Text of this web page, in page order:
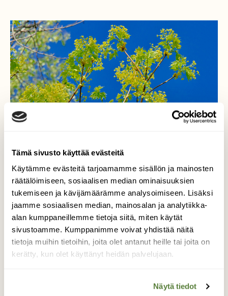
Tämä sivusto käyttää evästeitä
Käytämme evästeitä tarjoamamme sisällön ja mainosten
räätälöimiseen, sosiaalisen median ominaisuuksien
tukemiseen ja kävijämäärämme analysoimiseen. Lisäksi
jaamme sosiaalisen median, mainosalan ja analytiikka-
alan kumppaneillemme tietoja siitä, miten käytät
sivustoamme. Kumppanimme voivat yhdistää näitä
tietoja muihin tietoihin, joita olet antanut heille tai joita on
kerätty, kun olet käyttänyt heidän palvelujaan.
Näytä tiedot
Vaahtera